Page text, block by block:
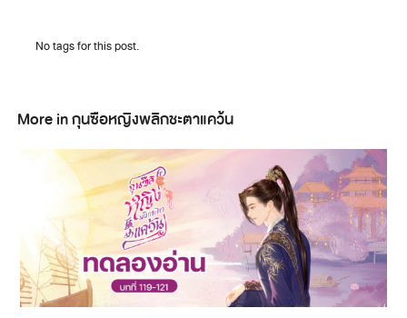
No tags for this post.
More in กุนซือหญิงพลิกชะตาแคว้น